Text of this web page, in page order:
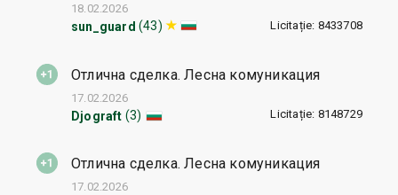
sun_guard (43) Licitație: 8433708
18.02.2026
Отлична сделка. Лесна комуникация
Djograft (3) Licitație: 8148729
17.02.2026
Отлична сделка. Лесна комуникация
17.02.2026